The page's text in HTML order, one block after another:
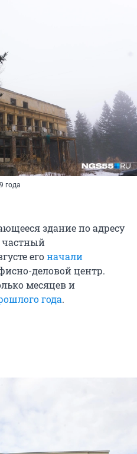
года
здание по адресу
частный
егоначали
деловой центр.
месяцев и
года.